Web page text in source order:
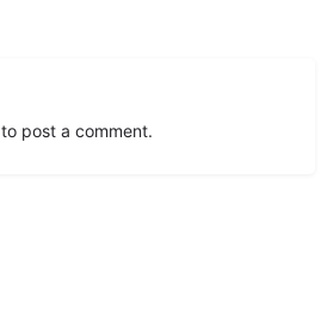
to post a comment.